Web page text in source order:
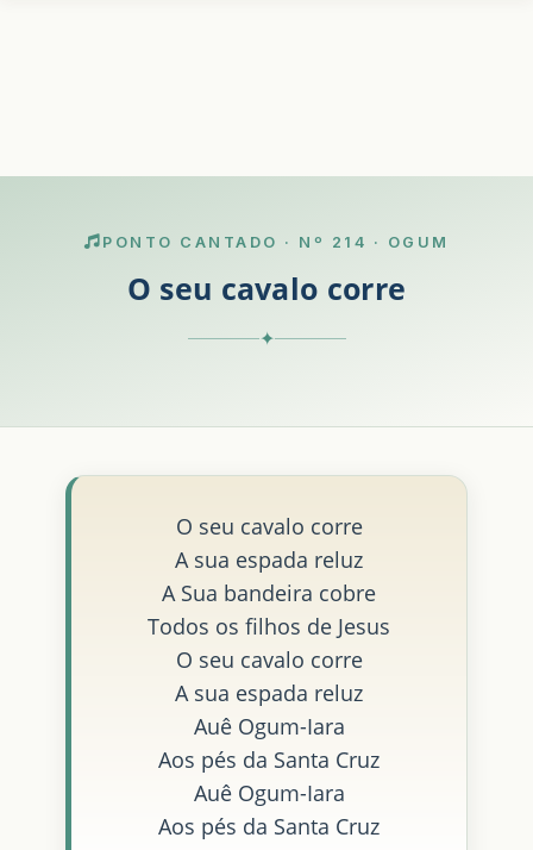
PONTO CANTADO · Nº 214 · OGUM
O seu cavalo corre
✦
O seu cavalo corre
A sua espada reluz
A Sua bandeira cobre
Todos os filhos de Jesus
O seu cavalo corre
A sua espada reluz
Auê Ogum-Iara
Aos pés da Santa Cruz
Auê Ogum-Iara
Aos pés da Santa Cruz